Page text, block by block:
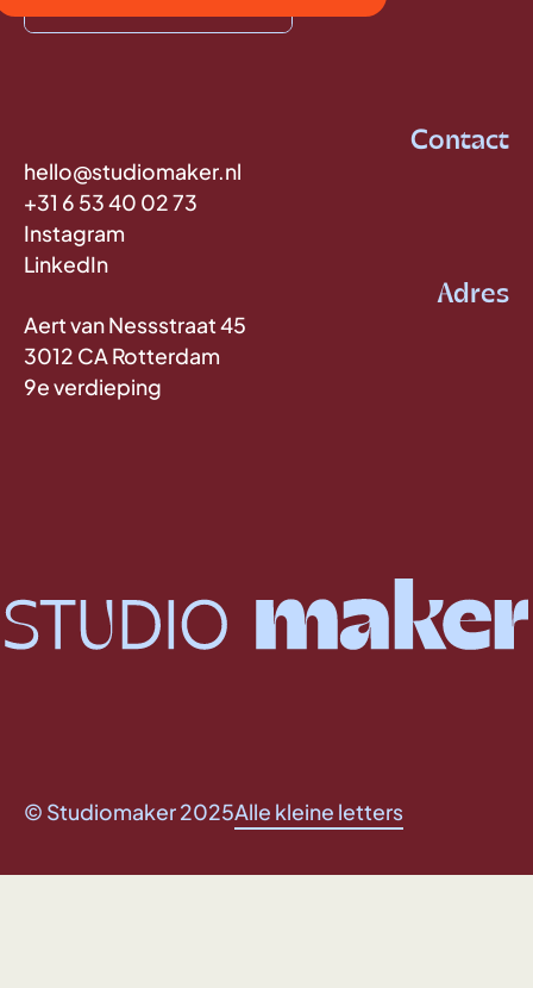
Contact
hello@studiomaker.nl
+31 6 53 40 02 73
Instagram
LinkedIn
Adres
Aert van Nessstraat 45
3012 CA Rotterdam
9e verdieping
Alle kleine letters
© Studiomaker 2025